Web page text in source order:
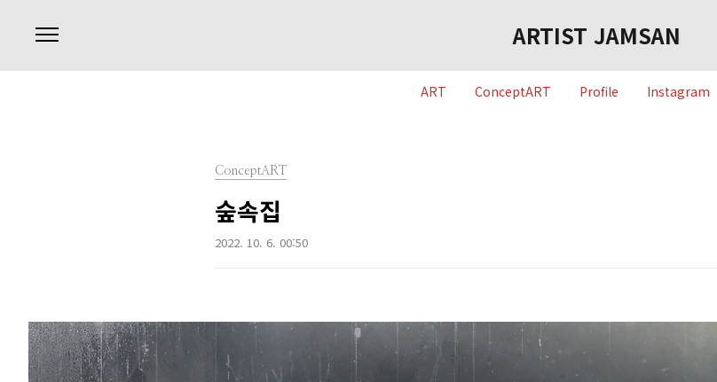
ARTIST JAMSAN
ART ConceptART Profile Instagram
ConceptART
숲속집
2022. 10. 6. 00:50